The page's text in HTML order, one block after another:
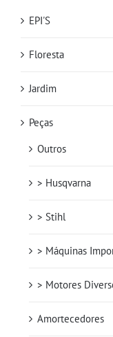
EPI'S
Floresta
Jardim
Peças
Outros
> Husqvarna
> Stihl
> Máquinas
> Motores
Amortecedores